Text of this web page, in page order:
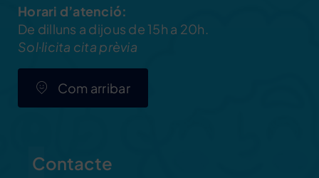
Horari d’atenció:
De dilluns a dijous de 15h a 20h.
Sol·licita cita prèvia
Com arribar
Contacte